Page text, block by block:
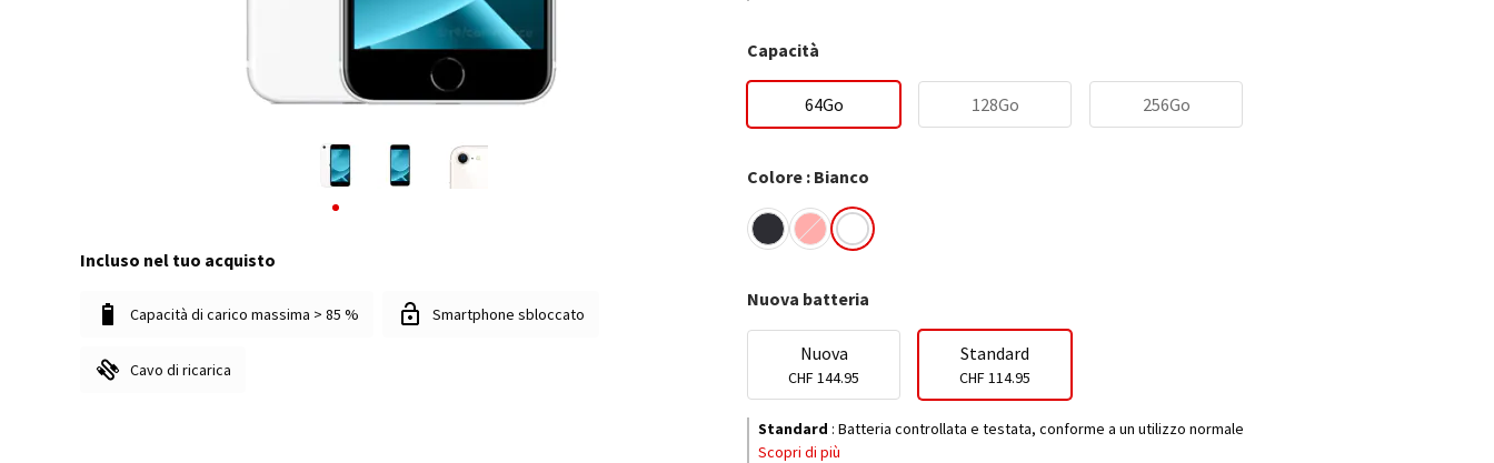
Incluso nel tuo acquisto
Capacità di carico massima > 85 % Smartphone sbloccato
Cavo di ricarica
Capacità
64Go 128Go 256Go
Colore : Bianco
Nuova batteria
Nuova
CHF 144.95
Standard
CHF 114.95
Standard : Batteria controllata e testata, conforme a un utilizzo normale
Scopri di più